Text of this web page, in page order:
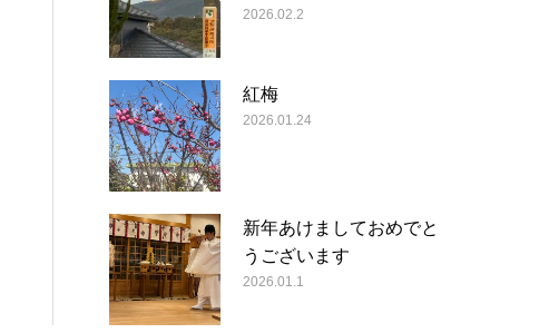
2026.02.2
紅梅
2026.01.24
新年あけましておめでと
うございます
2026.01.1